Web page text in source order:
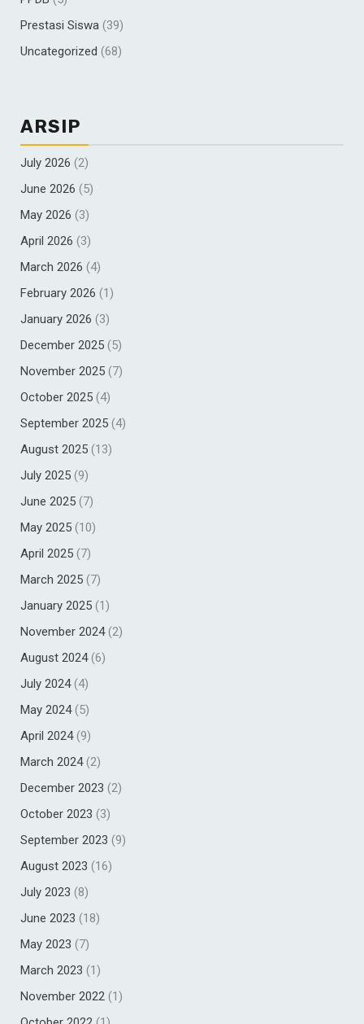
Prestasi Siswa (39)
Uncategorized (68)
ARSIP
July 2026 (2)
June 2026 (5)
May 2026 (3)
April 2026 (3)
March 2026 (4)
February 2026 (1)
January 2026 (3)
December 2025 (5)
November 2025 (7)
October 2025 (4)
September 2025 (4)
August 2025 (13)
July 2025 (9)
June 2025 (7)
May 2025 (10)
April 2025 (7)
March 2025 (7)
January 2025 (1)
November 2024(2)
August 2024(6)
July 2024(4)
May 2024(5)
April 2024(9)
March 2024(2)
December 2023 (2)
October 2023 (3)
September 2023 (9)
August 2023 (16)
July 2023 (8)
June 2023 (18)
May 2023 (7)
March 2023 (1)
November 2022 (1)